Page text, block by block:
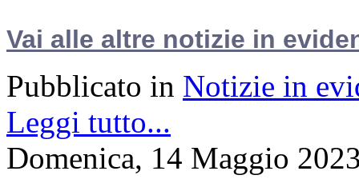
Vai alle altre notizie in
Pubblicato in Notizie in
Leggi tutto...
Domenica, 14 Maggio